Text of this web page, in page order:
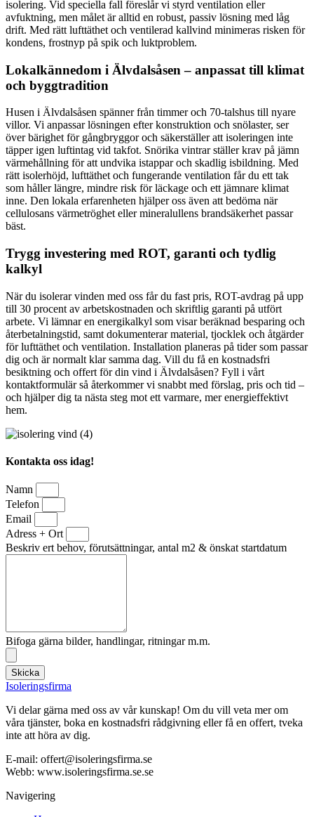
isolering. Vid speciella fall föreslår vi styrd ventilation eller
avfuktning, men målet är alltid en robust, passiv lösning med låg
drift. Med rätt lufttäthet och ventilerad kallvind minimeras risken för
kondens, frostnyp på spik och luktproblem.
Lokalkännedom i Älvdalsåsen – anpassat till klimat
och byggtradition
Husen i Älvdalsåsen spänner från timmer och 70-talshus till nyare
villor. Vi anpassar lösningen efter konstruktion och snölaster, ser
över bärighet för gångbryggor och säkerställer att isoleringen inte
täpper igen luftintag vid takfot. Snörika vintrar ställer krav på jämn
värmehållning för att undvika istappar och skadlig isbildning. Med
rätt isolerhöjd, lufttäthet och fungerande ventilation får du ett tak
som håller längre, mindre risk för läckage och ett jämnare klimat
inne. Den lokala erfarenheten hjälper oss även att bedöma när
cellulosans värmetröghet eller mineralullens brandsäkerhet passar
bäst.
Trygg investering med ROT, garanti och tydlig
kalkyl
När du isolerar vinden med oss får du fast pris, ROT-avdrag på upp
till 30 procent av arbetskostnaden och skriftlig garanti på utfört
arbete. Vi lämnar en energikalkyl som visar beräknad besparing och
återbetalningstid, samt dokumenterar material, tjocklek och åtgärder
för lufttäthet och ventilation. Installation planeras på tider som passar
dig och är normalt klar samma dag. Vill du få en kostnadsfri
besiktning och offert för din vind i Älvdalsåsen? Fyll i vårt
kontaktformulär så återkommer vi snabbt med förslag, pris och tid –
och hjälper dig ta nästa steg mot ett varmare, mer energieffektivt
hem.
Kontakta oss idag!
Namn
Telefon
Email
Adress + Ort
Beskriv ert behov, förutsättningar, antal m2 & önskat startdatum
Bifoga gärna bilder, handlingar, ritningar m.m.
Skicka
Isoleringsfirma
Vi delar gärna med oss av vår kunskap! Om du vill veta mer om
våra tjänster, boka en kostnadsfri rådgivning eller få en offert, tveka
inte att höra av dig.
E-mail: offert@isoleringsfirma.se
Webb: www.isoleringsfirma.se.se
Navigering